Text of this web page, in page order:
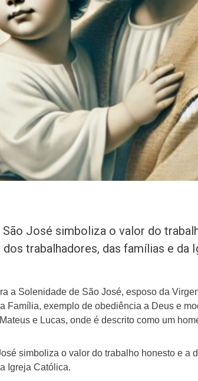
José simboliza o valor do
trabalhadores, das famílias e da
a Solenidade de São José, esposo da
Família, exemplo de obediência a Deus e
e Lucas, onde é descrito como um
simboliza o valor do trabalho honesto e a
Igreja Católica.